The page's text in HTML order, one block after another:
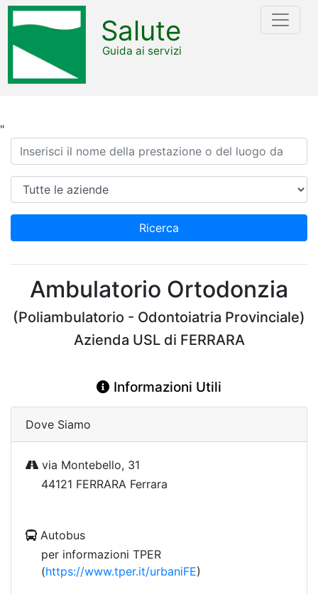
"
Salute
Guida ai servizi
Ricerca
Azienda
Ricerca
Ambulatorio Ortodonzia
(Poliambulatorio - Odontoiatria Provinciale)
Azienda USL di FERRARA
Informazioni Utili
Dove Siamo
via Montebello, 31
44121 FERRARA Ferrara
Autobus
per informazioni TPER
(https://www.tper.it/urbaniFE)